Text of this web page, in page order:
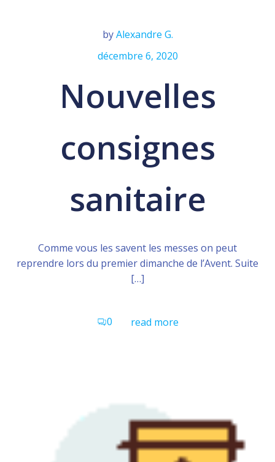
byAlexandre G.
décembre 6, 2020
Nouvelles
consignes
sanitaire
Comme vous les savent les messes on peut
reprendre lors du premier dimanche de l’Avent. Suite
[…]
0 read more